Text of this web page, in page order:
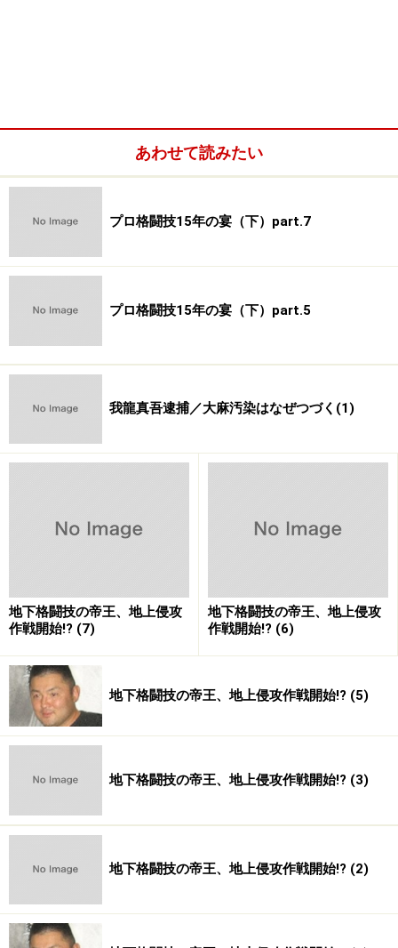
あわせて読みたい
プロ格闘技15年の宴（下）part.7
プロ格闘技15年の宴（下）part.5
我龍真吾逮捕／大麻汚染はなぜつづく(1)
地下格闘技の帝王、地上侵攻
作戦開始!? (7)
地下格闘技の帝王、地上侵攻
作戦開始!? (6)
地下格闘技の帝王、地上侵攻作戦開始!? (5)
地下格闘技の帝王、地上侵攻作戦開始!? (3)
地下格闘技の帝王、地上侵攻作戦開始!? (2)